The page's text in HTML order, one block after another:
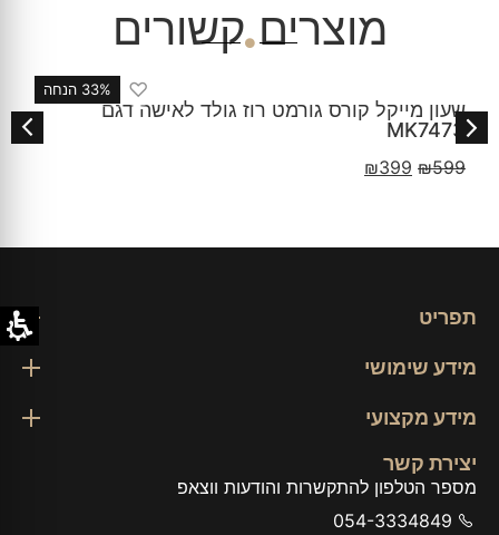
מוצרים קשורים
רוז גולד לאישה דגם
שעון מייקל קורס
תפריט
מידע שימושי
מידע מקצועי
יצירת קשר
מספר הטלפון להתקשרות והודעות ווצאפ
054-3334849